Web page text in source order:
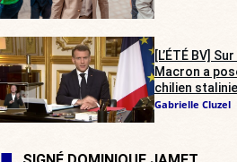
[L’ÉTÉ BV]
Macron a
chilien
Gabrielle Cluzel